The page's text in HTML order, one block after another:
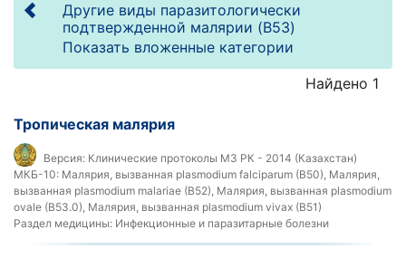
Другие виды паразитологически
подтвержденной малярии (B53)
Показать вложенные категории
Найдено 1
Тропическая малярия
Версия: Клинические протоколы МЗ РК - 2014 (Казахстан)
МКБ-10: Малярия, вызванная plasmodium falciparum (B50), Малярия,
вызванная plasmodium malariae (B52), Малярия, вызванная plasmodium
ovale (B53.0), Малярия, вызванная plasmodium vivax (B51)
Раздел медицины: Инфекционные и паразитарные болезни